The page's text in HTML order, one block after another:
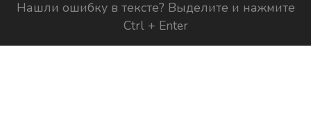
Нашли ошибку в тексте? Выделите и нажмите
Ctrl + Enter